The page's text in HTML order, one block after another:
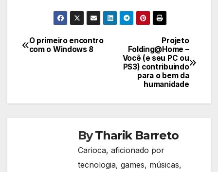
Navegação
Projeto
Folding@Home –
Você (e seu PC ou
PS3) contribuindo
para o bem da
humanidade
O primeiro encontro
com o Windows 8
ByTharik Barreto
Carioca, aficionado por
tecnologia, games, músicas,